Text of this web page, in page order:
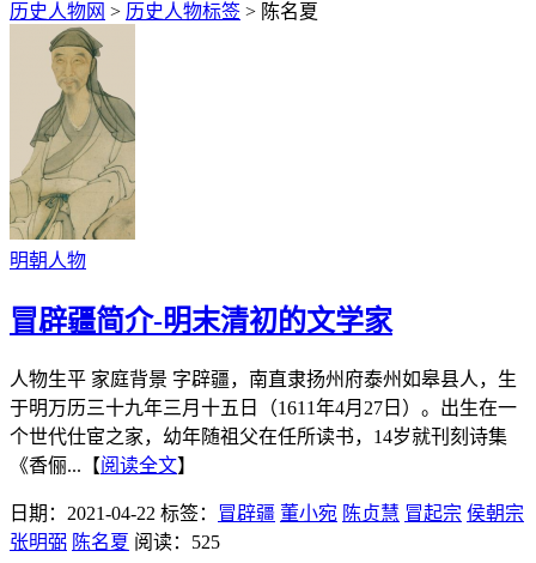
历史人物网 > 历史人物标签 > 陈名夏
明朝人物
冒辟疆简介-明末清初的文学家
人物生平 家庭背景 字辟疆，南直隶扬州府泰州如皋县人，生
于明万历三十九年三月十五日（1611年4月27日）。出生在一
个世代仕宦之家，幼年随祖父在任所读书，14岁就刊刻诗集
《香俪...【阅读全文】
日期：2021-04-22 标签： 冒辟疆 董小宛 陈贞慧 冒起宗 侯朝宗
张明弼 陈名夏 阅读：525